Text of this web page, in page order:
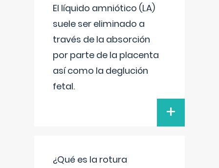
El líquido amniótico (LA)
suele ser eliminado a
través de la absorción
por parte de la placenta
así como la deglución
fetal.
+
¿Qué es la rotura